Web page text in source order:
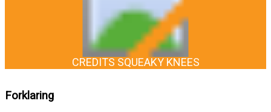
CREDITS SQUEAKY KNEES
Forklaring